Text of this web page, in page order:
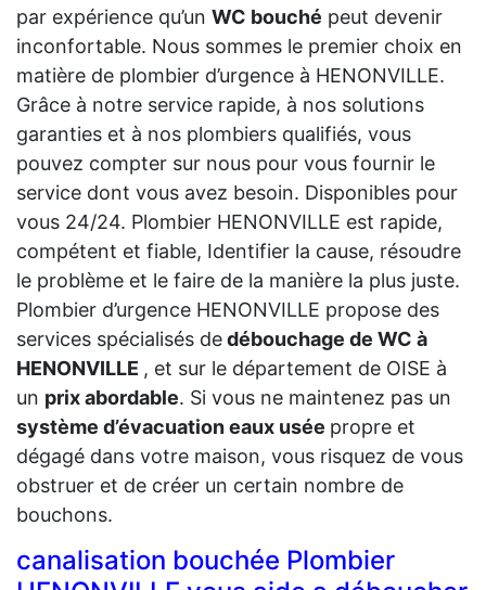
par expérience qu’un WC bouché peut devenir
inconfortable. Nous sommes le premier choix en
matière de plombier d’urgence à HENONVILLE.
Grâce à notre service rapide, à nos solutions
garanties et à nos plombiers qualifiés, vous
pouvez compter sur nous pour vous fournir le
service dont vous avez besoin. Disponibles pour
vous 24/24. Plombier HENONVILLE est rapide,
compétent et fiable, Identifier la cause, résoudre
le problème et le faire de la manière la plus juste.
Plombier d’urgence HENONVILLE propose des
services spécialisés dedébouchage de WC à
HENONVILLE , et sur le département de OISE à
un prix abordable. Si vous ne maintenez pas un
système d’évacuation eaux usée propre et
dégagé dans votre maison, vous risquez de vous
obstruer et de créer un certain nombre de
bouchons.
canalisation bouchée Plombier